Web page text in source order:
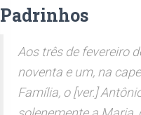
Padrinhos
Aos três de fevereiro
noventa e um, na
Família, o [ver.]